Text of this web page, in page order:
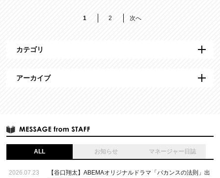
1 2 次へ
カテゴリ
アーカイブ
ALL お知らせ マネージャー日誌
2026.07.23
【谷口翔太】ABEMAオリジナルドラマ「バカンスの法則」出